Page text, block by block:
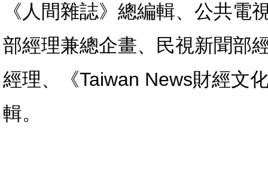
《人間雜誌》總編輯、公共電
部經理兼總企畫、民視新聞部
經理、《Taiwan News財經文
輯。